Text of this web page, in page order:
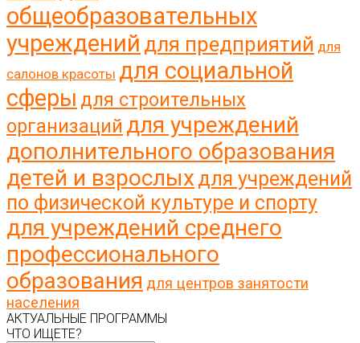
общеобразовательных
учреждений для предприятий для
салонов красоты для социальной
сферы для строительных
организаций для учреждений
дополнительного образования
детей и взрослых для учреждений
по физической культуре и спорту
для учреждений среднего
профессионального
образования для центров занятости
населения
АКТУАЛЬНЫЕ ПРОГРАММЫ
ЧТО ИЩЕТЕ?